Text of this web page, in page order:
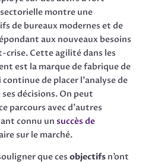
montre une
de bureaux modernes et de
aux nouveaux besoins
crise. Cette agilité dans les
est la marque de fabrique de
de placer l’analyse de
décisions. On peut
parcours avec d’autres
connu un succès de
sur le marché.
que ces objectifsn’ont